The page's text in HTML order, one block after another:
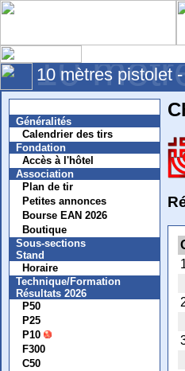
10
10 mètres pistolet
Généralités
Calendrier des tirs
Fondation
Accès à l'hôtel
Association
Plan de tir
Petites annonces
Bourse EAN 2026
Boutique
Sous-sections
Stand
Horaire
Technique/Formation
Résultats 2026
P50
P25
P10
F300
C50